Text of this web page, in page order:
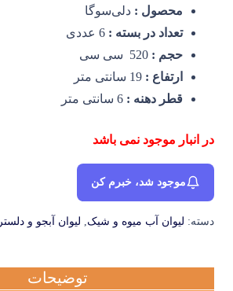
محصول : دلی‌سوگا
تعداد در بسته :
حجم :
ارتفاع :
قطر دهنه :
در انبار موجود نمی باشد
موجود شد، خبرم کن
دسته: لیوان آب میوه و شیک لیوان آبجو و دلستر
توضیحات